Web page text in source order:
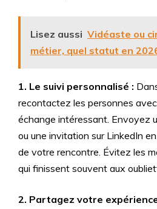
Lisez aussi Vidéaste ou
métier, quel statut en
1. Le suivi personnalisé :
recontactez les personnes
échange intéressant. Envoyez
ou une invitation sur LinkedIn
de votre rencontre. Évitez les
qui finissent souvent aux
2. Partagez votre